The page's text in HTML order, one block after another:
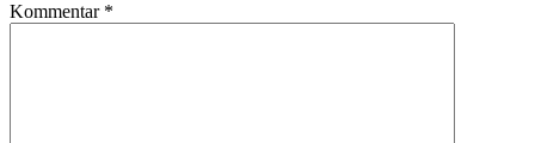
Kommentar *